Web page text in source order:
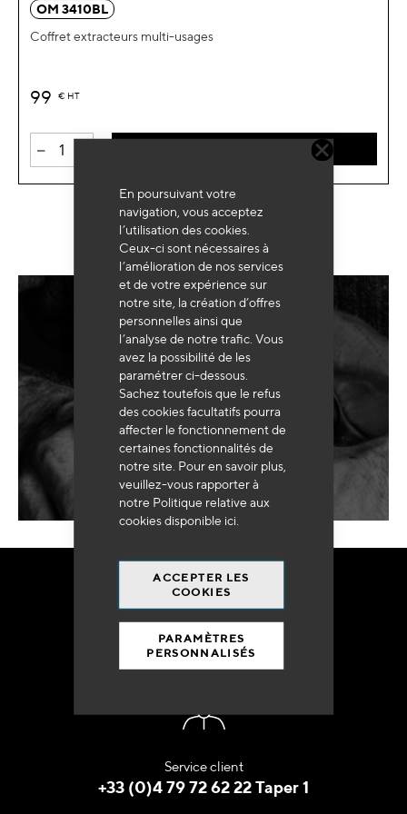
En poursuivant votre
navigation, vous acceptez
l’utilisation des cookies.
Ceux-ci sont nécessaires à
l’amélioration de nos services
et de votre expérience sur
notre site, la création d’offres
personnelles ainsi que
l’analyse de notre trafic. Vous
avez la possibilité de les
paramétrer ci-dessous.
Sachez toutefois que le refus
des cookies facultatifs pourra
affecter le fonctionnement de
certaines fonctionnalités de
notre site. Pour en savoir plus,
veuillez-vous rapporter à
notre Politique relative aux
cookies disponible ici
ACCEPTER LES
COOKIES
PARAMÈTRES
PERSONNALISÉS
OM 3410BL
Coffret extracteurs multi-usages
99 € HT
-
Besoin d'un équipement
ENVOYER
MA DEMANDE
COMMANDEZ
EN TOUTE
TRANQUILITÉ
Service client
+33 (0)4 79 72 62 22 Taper 1